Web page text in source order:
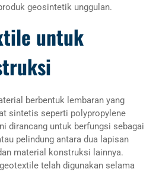
geosintetik unggulan.
untuk
berbentuk lembaran yang
sintetis seperti polypropylene
dirancang untuk berfungsi sebagai
pelindung antara dua lapisan
material konstruksi lainnya.
telah digunakan selama